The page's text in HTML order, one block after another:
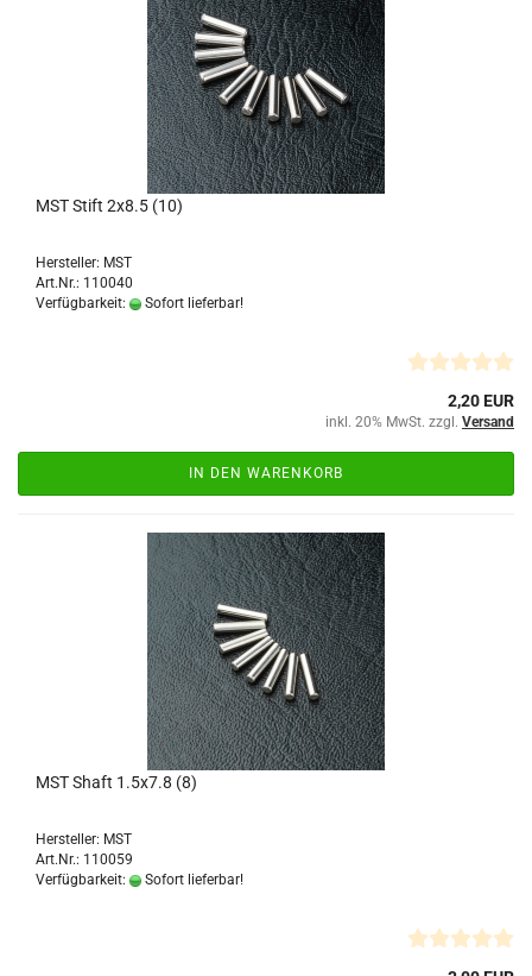
MST Stift 2x8.5 (10)
Hersteller: MST
Art.Nr.: 110040
Verfügbarkeit:
Sofort lieferbar!
2,20 EUR
inkl. 20% MwSt. zzgl. Versand
IN DEN WARENKORB
MST Shaft 1.5x7.8 (8)
Hersteller: MST
Art.Nr.: 110059
Verfügbarkeit:
Sofort lieferbar!